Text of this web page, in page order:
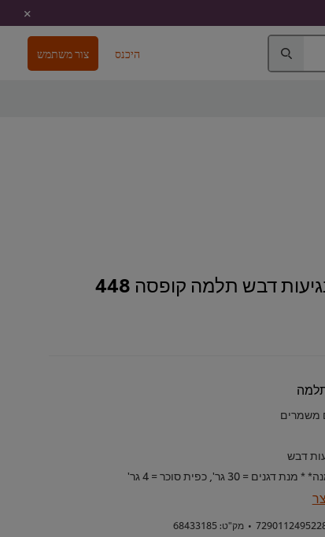
היכנס צור משתמש
קורנפלקס עם נגיעות דבש תלמה קופסה 448
משמרים
דבש
• מק"ט:68433185